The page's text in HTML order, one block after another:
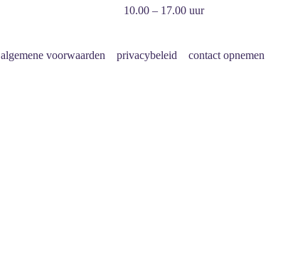
10.00 – 17.00 uur
algemene voorwaarden privacybeleid contact opnemen